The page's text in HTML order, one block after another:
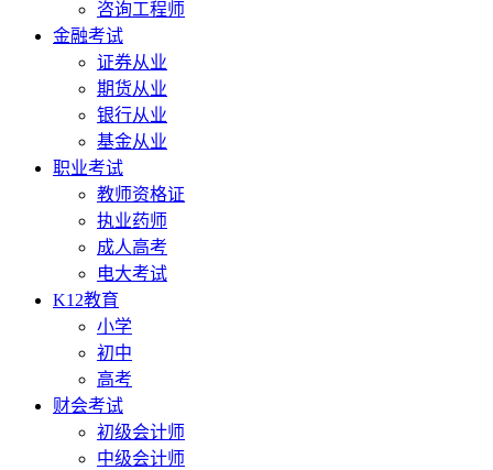
咨询工程师
金融考试
证券从业
期货从业
银行从业
基金从业
职业考试
教师资格证
执业药师
成人高考
电大考试
K12教育
小学
初中
高考
财会考试
初级会计师
中级会计师